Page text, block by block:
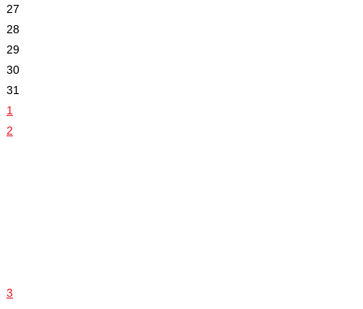
27
28
29
30
31
1
2
3